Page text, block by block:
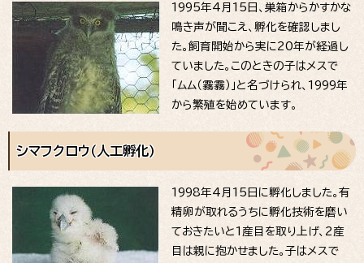
1995年4月15日、巣箱からかすかな
鳴き声が聞こえ、孵化を確認しまし
た。飼育開始から実に20年が経過し
ていました。このときの子はメスで
「ムム（霧霧）」と名づけられ、1999年
から繁殖を始めています。
シマフクロウ（人工孵化）
1998年4月15日に孵化しました。有
精卵が取れるうちに孵化技術を磨い
ておきたいと1産目を取り上げ、2産
目は親に抱かせました。子はメスで